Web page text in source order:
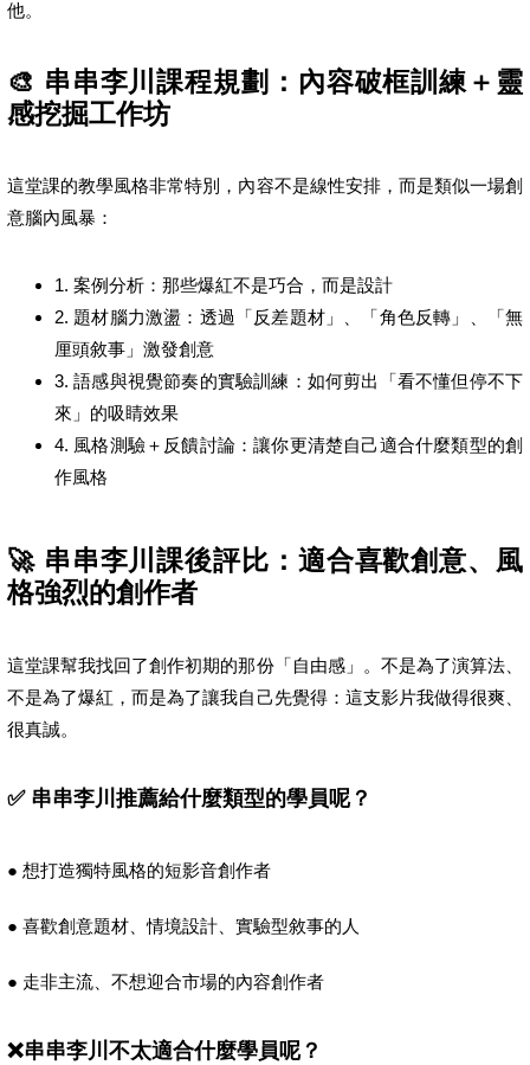
他。
🎨 串串李川課程規劃：內容破框訓練＋靈
感挖掘工作坊
這堂課的教學風格非常特別，內容不是線性安排，而是類似一場創
意腦內風暴：
1. 案例分析：那些爆紅不是巧合，而是設計
2. 題材腦力激盪：透過「反差題材」、「角色反轉」、「無
厘頭敘事」激發創意
3. 語感與視覺節奏的實驗訓練：如何剪出「看不懂但停不下
來」的吸睛效果
4. 風格測驗＋反饋討論：讓你更清楚自己適合什麼類型的創
作風格
🚀 串串李川課後評比：適合喜歡創意、風
格強烈的創作者
這堂課幫我找回了創作初期的那份「自由感」。不是為了演算法、
不是為了爆紅，而是為了讓我自己先覺得：這支影片我做得很爽、
很真誠。
✅ 串串李川推薦給什麼類型的學員呢？
● 想打造獨特風格的短影音創作者
● 喜歡創意題材、情境設計、實驗型敘事的人
● 走非主流、不想迎合市場的內容創作者
❌串串李川不太適合什麼學員呢？